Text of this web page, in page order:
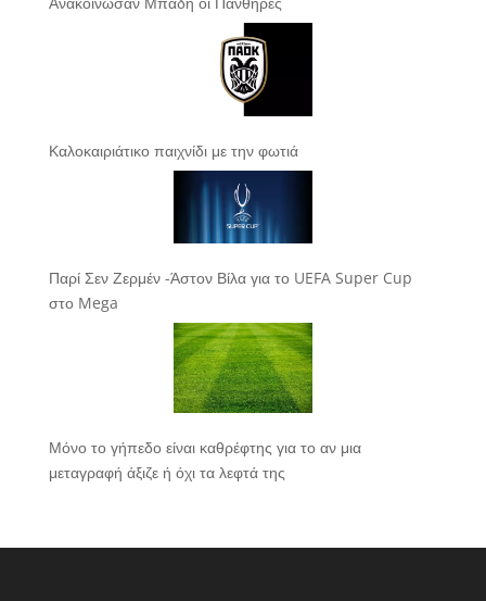
Καλοκαιριάτικο παιχνίδι με την φωτιά
Παρί Σεν Ζερμέν -Άστον Βίλα για το UEFA Super Cup
στο Mega
Μόνο το γήπεδο είναι καθρέφτης για το αν μια
μεταγραφή άξιζε ή όχι τα λεφτά της